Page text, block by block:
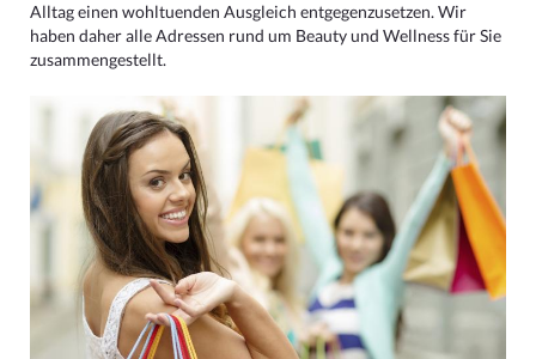
Alltag einen wohltuenden Ausgleich entgegenzusetzen. Wir
haben daher alle Adressen rund um Beauty und Wellness für Sie
zusammengestellt.